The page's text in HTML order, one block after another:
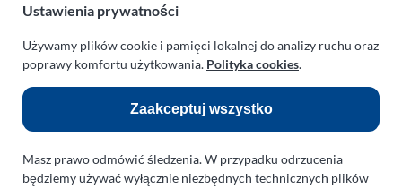
Odnośniki:
Flight Operations Consulting
Bolling Modellballone
Motopark Koszalin
Farma Agroturystyczna
Rodzina Wolarków
Ustawienia prywatności
Używamy plików cookie i pamięci lokalnej do analizy ruchu oraz
poprawy komfortu użytkowania. Polityka cookies.
Zaakceptuj wszystko
Masz prawo odmówić śledzenia. W przypadku odrzucenia
będziemy używać wyłącznie niezbędnych technicznych plików